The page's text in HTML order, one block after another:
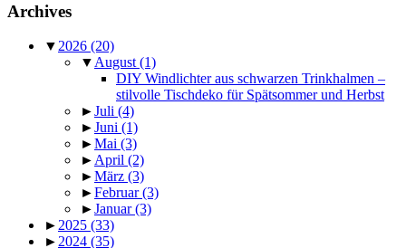
Archives
▼2026 (20)
▼August(1)
DIY Windlichter aus schwarzen Trinkhalmen –
stilvolle Tischdeko für Spätsommer und Herbst
►Juli (4)
►Juni (1)
►Mai (3)
►April (2)
►März (3)
►Februar(3)
►Januar(3)
►2025 (33)
►2024 (35)